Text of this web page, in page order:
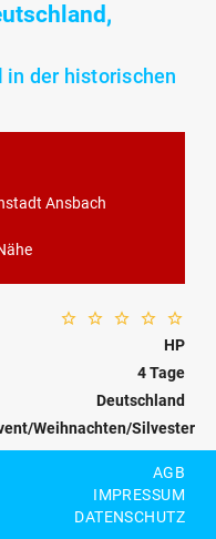
in der historischen
Ansbach
HP
4 Tage
Deutschland
Weihnachten/Silvester
DE-91-W-0008
AGB
IMPRESSUM
DATENSCHUTZ